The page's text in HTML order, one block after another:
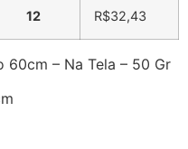
12 R$32,43
60cm – Na Tela – 50 Gr